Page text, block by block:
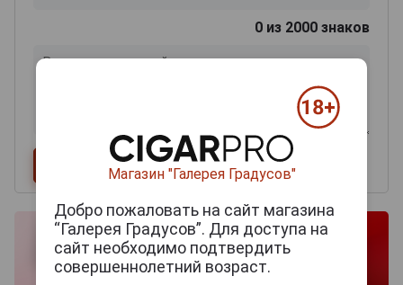
0 из 2000 знаков
Магазин "Галерея Градусов"
Добро пожаловать на сайт магазина
“Галерея Градусов”. Для доступа на
сайт необходимо подтвердить
совершеннолетний возраст.